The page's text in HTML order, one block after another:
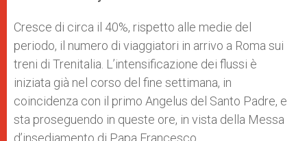
p
p
g
e
o
k
r
Cresce di circa il 40%, rispetto alle medie del
periodo, il numero di viaggiatori in arrivo a Roma sui
treni di Trenitalia. L’intensificazione dei flussi è
iniziata già nel corso del fine settimana, in
coincidenza con il primo Angelus del Santo Padre, e
sta proseguendo in queste ore, in vista della Messa
d’insediamento di Papa Francesco.